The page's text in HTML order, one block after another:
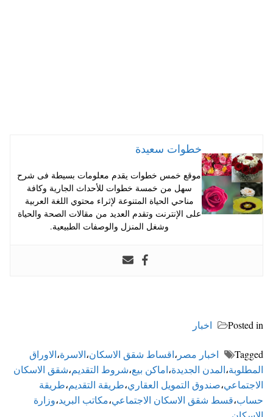
خطوات سعيدة
موقع خمس خطوات يقدم معلومات بسيطة فى شرح
سهل من خمسة خطوات للأحداث الجارية وكافة
مناحي الحياة المتنوعة لإثراء محتوي اللغة العربية
على الإنترنت وتقدم العديد من مقالات الصحة والحياة
وشغل المنزل والوصفات الطبيعية.
Posted in اخبار
Tagged اخبار مصر ،اقساط شقق الاسكان،الاسرة،الاوراق
المطلوبة،المدن الجديدة،اماكن بيع،شروط التقديم،شقق الاسكان
الاجتماعي،صندوق التمويل العقاري،طريقة التقديم،طريقة
حساب،قسط شقق الاسكان الاجتماعي،مكاتب البريد،وزارة